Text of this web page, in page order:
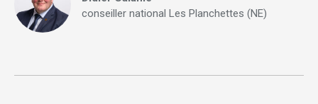
conseiller national Les Planchettes (NE)